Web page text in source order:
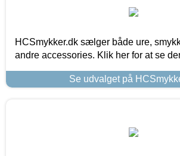
HCSmykker.dk sælger både ure,
andre accessories. Klik her for at se
Se udvalget på